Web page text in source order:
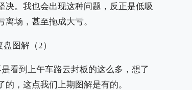
决。我也会出现这种问题，反正是低吸
场，甚至拖成大亏。
看到上午车路云封板的这么多，想了
，这点我们上期图解是有的。